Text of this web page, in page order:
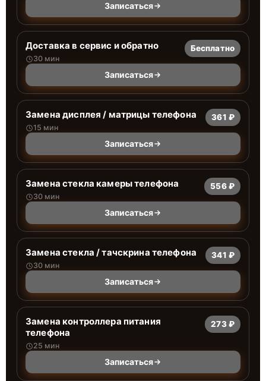
Записаться
Доставка в сервис и обратно
30 мин
Бесплатно
Записаться
Замена дисплея / матрицы телефона
15 мин
361 ₽
Записаться
Замена стекла камеры телефона
30 мин
556 ₽
Записаться
Замена стекла / тачскрина телефона
30 мин
341 ₽
Записаться
Замена контроллера питания
телефона
25 мин
273 ₽
Записаться